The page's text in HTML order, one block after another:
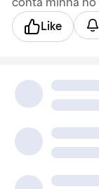
conta minha no
Like